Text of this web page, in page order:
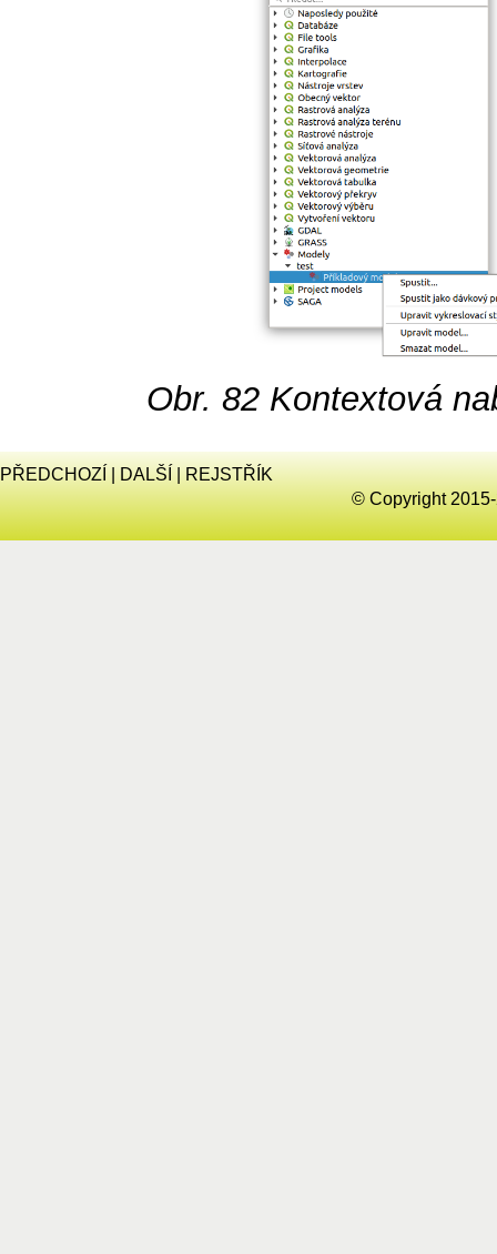
Obr. 82 Kontextová
PŘEDCHOZÍ DALŠÍ
REJSTŘÍK
© Copyright